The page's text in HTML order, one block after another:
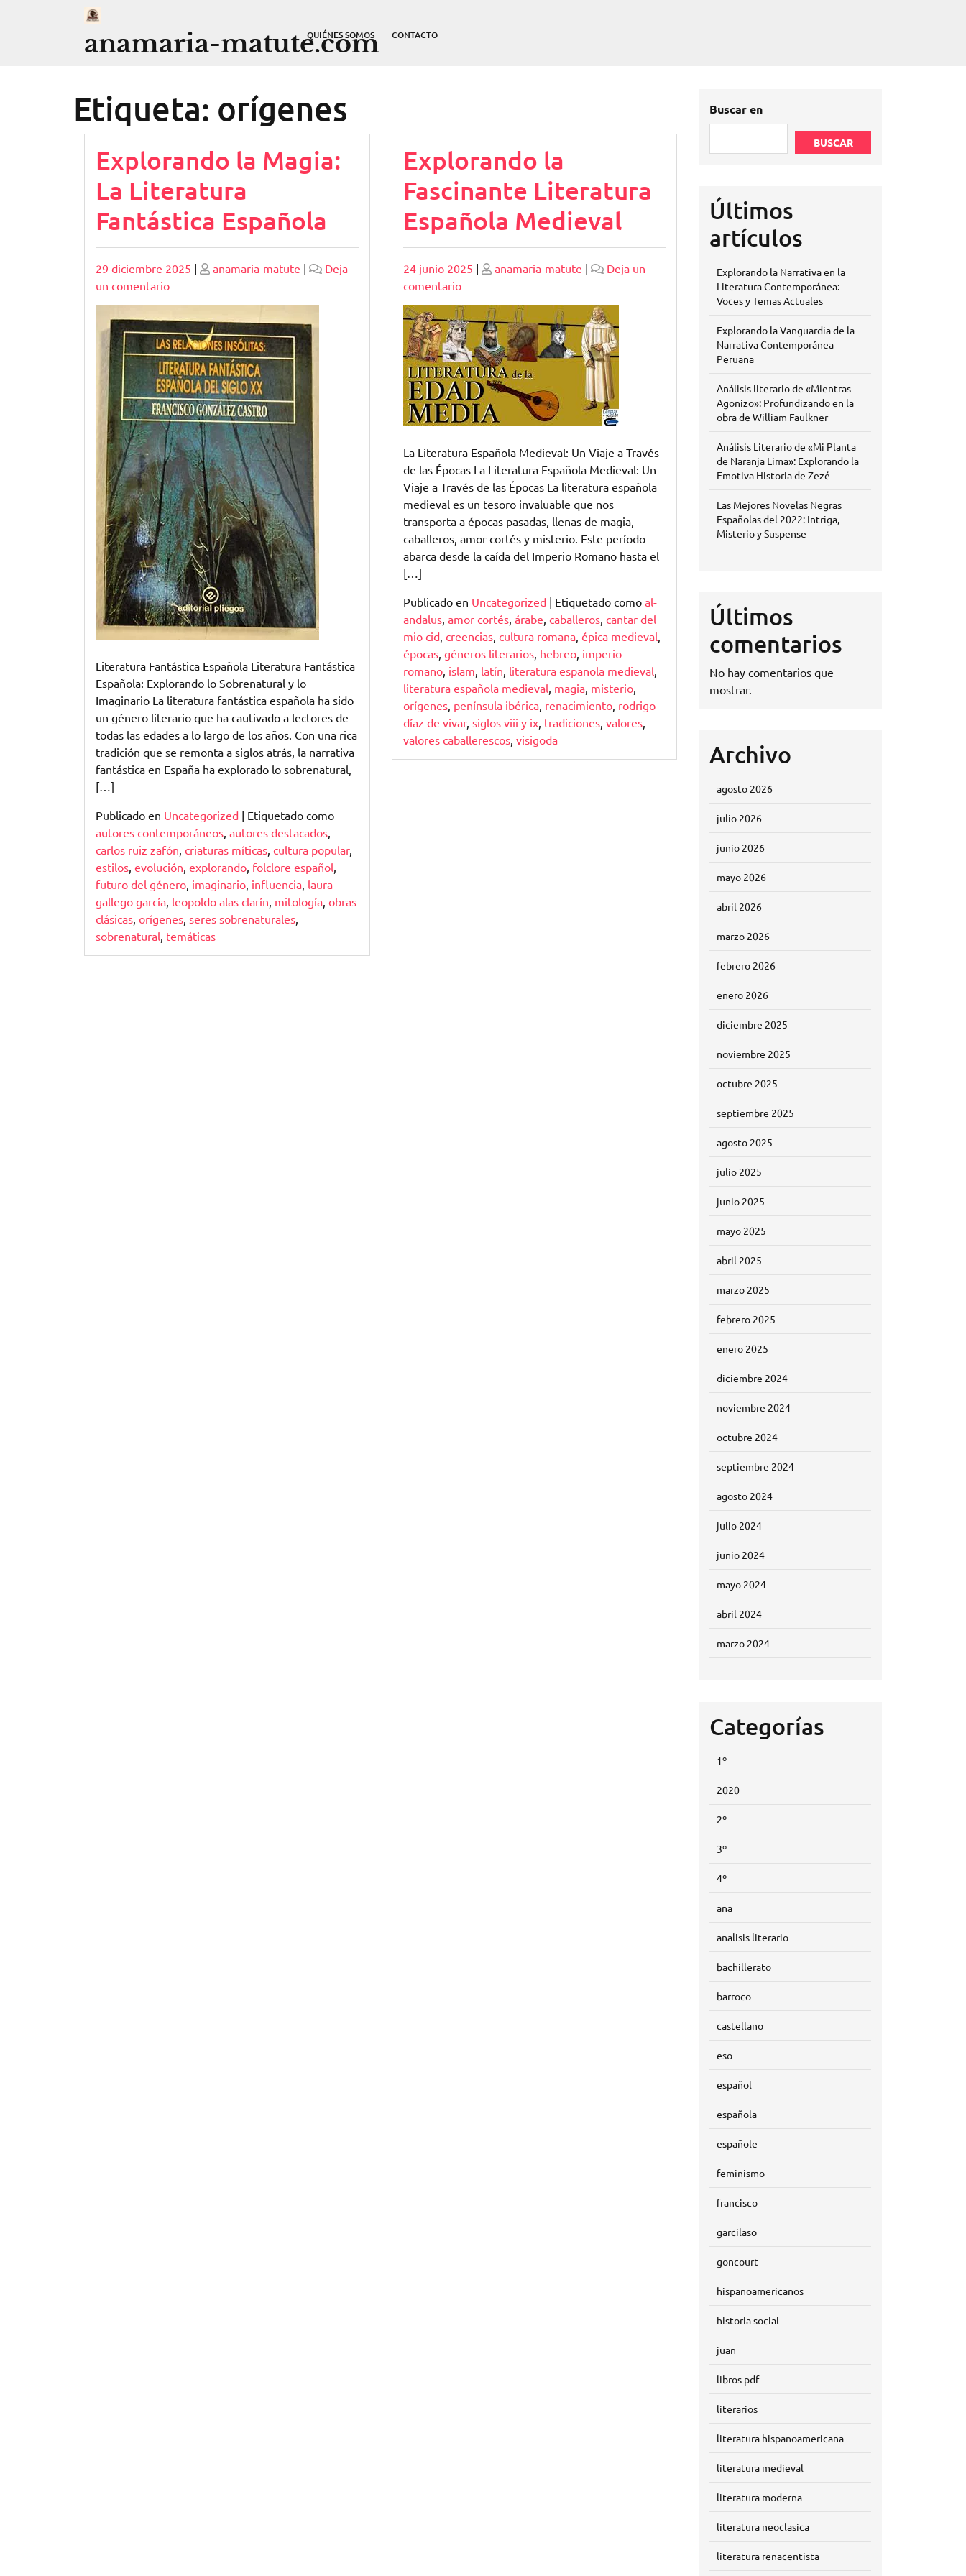
anamaria-matute.com
QUIÉNES SOMOS CONTACTO
Etiqueta: orígenes
Explorando la Magia:
La Literatura
Fantástica Española
Publicado
29 diciembre 2025 | Publicado
anamaria-matute |
Deja
un comentarioen
Explorando
la
Magia:
La
Literatura
Fantástica
Española
Literatura Fantástica Española Literatura Fantástica
Española: Explorando lo Sobrenatural y lo
Imaginario La literatura fantástica española ha sido
un género literario que ha cautivado a lectores de
todas las edades a lo largo de los años. Con una rica
tradición que se remonta a siglos atrás, la narrativa
fantástica en España ha explorado lo sobrenatural,
[…]
Publicado en Uncategorized | Etiquetado como
autores contemporáneos, autores destacados,
carlos ruiz zafón, criaturas míticas, cultura popular,
estilos, evolución, explorando, folclore español,
futuro del género, imaginario, influencia, laura
gallego garcía, leopoldo alas clarín, mitología, obras
clásicas, orígenes, seres sobrenaturales,
sobrenatural, temáticas
Explorando la
Fascinante Literatura
Española Medieval
Publicado
24 junio 2025 | Publicado
anamaria-matute |
Deja un
comentarioen
Explorando
la
Fascinante
Literatura
Española
Medieval
La Literatura Española Medieval: Un Viaje a Través
de las Épocas La Literatura Española Medieval: Un
Viaje a Través de las Épocas La literatura española
medieval es un tesoro invaluable que nos
transporta a épocas pasadas, llenas de magia,
caballeros, amor cortés y misterio. Este período
abarca desde la caída del Imperio Romano hasta el
[…]
Publicado en Uncategorized| Etiquetado como al-
andalus, amor cortés, árabe, caballeros, cantar del
mio cid, creencias, cultura romana, épica medieval,
épocas, géneros literarios, hebreo, imperio
romano, islam, latín, literatura espanola medieval,
literatura española medieval, magia, misterio,
orígenes, península ibérica, renacimiento, rodrigo
díaz de vivar, siglos viii y ix, tradiciones, valores,
valores caballerescos, visigoda
Buscar en
BUSCAR
Últimos
artículos
Explorando la Narrativa en la
Literatura Contemporánea:
Voces y Temas Actuales
Explorando la Vanguardia de la
Narrativa Contemporánea
Peruana
Análisis literario de «Mientras
Agonizo»: Profundizando en la
obra de William Faulkner
Análisis Literario de «Mi Planta
de Naranja Lima»: Explorando la
Emotiva Historia de Zezé
Las Mejores Novelas Negras
Españolas del 2022: Intriga,
Misterio y Suspense
Últimos
comentarios
No hay comentarios que
mostrar.
Archivo
agosto 2026
julio 2026
junio 2026
mayo 2026
abril 2026
marzo 2026
febrero 2026
enero 2026
diciembre 2025
noviembre 2025
octubre 2025
septiembre 2025
agosto 2025
julio 2025
junio 2025
mayo 2025
abril 2025
marzo 2025
febrero 2025
enero 2025
diciembre 2024
noviembre 2024
octubre 2024
septiembre 2024
agosto 2024
julio 2024
junio 2024
mayo 2024
abril 2024
marzo 2024
Categorías
1º
2020
2º
3º
4º
ana
analisis literario
bachillerato
barroco
castellano
eso
español
española
españole
feminismo
francisco
garcilaso
goncourt
hispanoamericanos
historia social
juan
libros pdf
literarios
literatura hispanoamericana
literatura medieval
literatura moderna
literatura neoclasica
literatura renacentista